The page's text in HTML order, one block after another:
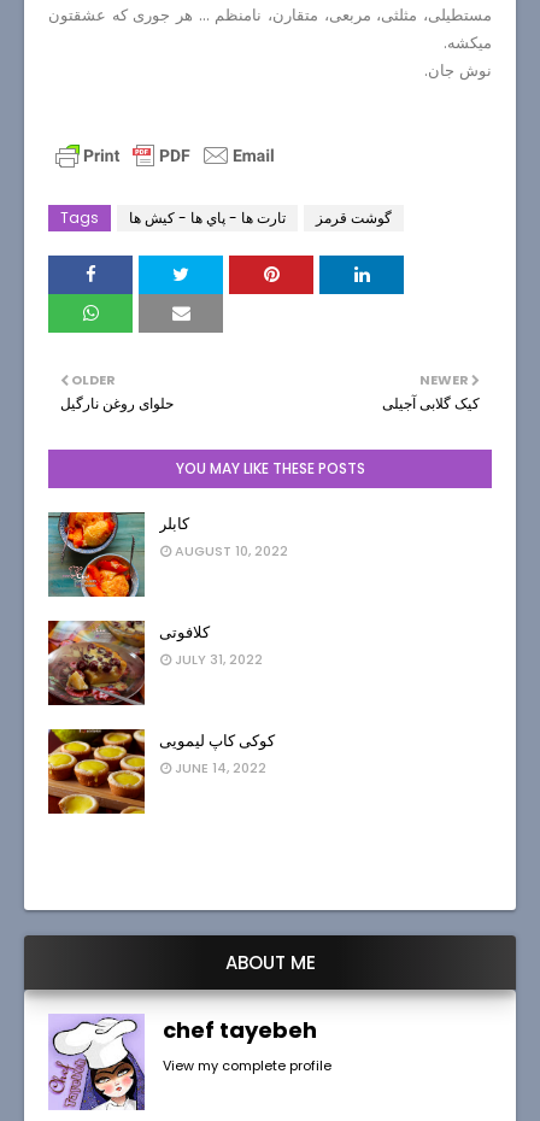
مستطیلی، مثلثی، مربعی، متقارن، نامنظم ... هر جوری که عشقتون
میکشه.
نوش جان.
Tags تارت ها - پاي ها - كيش ها گوشت قرمز
NEWER
کیک گلابی آجیلی
OLDER
حلوای روغن نارگیل
YOU MAY LIKE THESE POSTS
کابلر
AUGUST 10, 2022
کلافوتی
JULY 31, 2022
کوکی کاپ لیمویی
JUNE 14, 2022
ABOUT ME
chef tayebeh
View my complete profile